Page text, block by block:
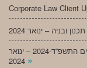
Corporate Law Client
מעו”דכן רגולציה – צו הארכת תקופות ודחיית מועדים התשפ”ד-2024 – ינואר
»